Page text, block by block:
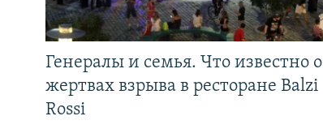
Генералы и семья. Что известно о
жертвах взрыва в ресторане Balzi
Rossi